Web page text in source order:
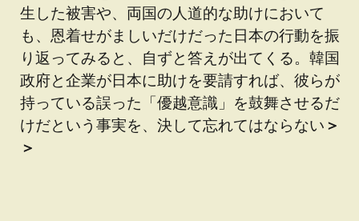
生した被害や、両国の人道的な助けにおいて
も、恩着せがましいだけだった日本の行動を振
り返ってみると、自ずと答えが出てくる。韓国
政府と企業が日本に助けを要請すれば、彼らが
持っている誤った「優越意識」を鼓舞させるだ
けだという事実を、決して忘れてはならない ＞
＞